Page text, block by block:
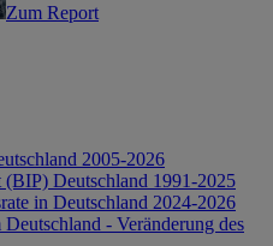
Zum Report
2005-2026
Deutschland 1991-2025
in Deutschland 2024-2026
- Veränderung des